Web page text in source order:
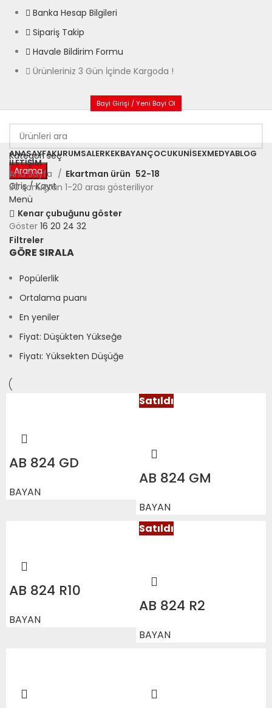
Banka Hesap Bilgileri
Sipariş Takip
Havale Bildirim Formu
Ürünleriniz 3 Gün İçinde Kargoda !
Bayi Girişi / Yeni Bayi Ol
Kategori seç
Arama
Giriş / Kayıt
Menü
ANASAYFAKURUMSALERKEKBAYANÇOCUKUNISEXMEDYABLOG
İLETIŞIM
Ana Sayfa Ekartman ürün 52-18
30 sonuçtan 1-20 arası gösteriliyor
Kenar çubuğunu göster
Göster 16 20 24 32
Filtreler
GÖRE SIRALA
Popülerlik
Ortalama puanı
En yeniler
Fiyat: Düşükten Yükseğe
Fiyatı: Yüksekten Düşüğe
AB 824 GD
BAYAN
Satıldı
AB 824 GM
BAYAN
AB 824 R10
BAYAN
Satıldı
AB 824 R2
BAYAN